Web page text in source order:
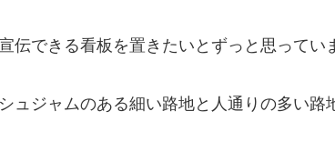
伝できる看板を置きたいとずっと思ってい
ュジャムのある細い路地と人通りの多い